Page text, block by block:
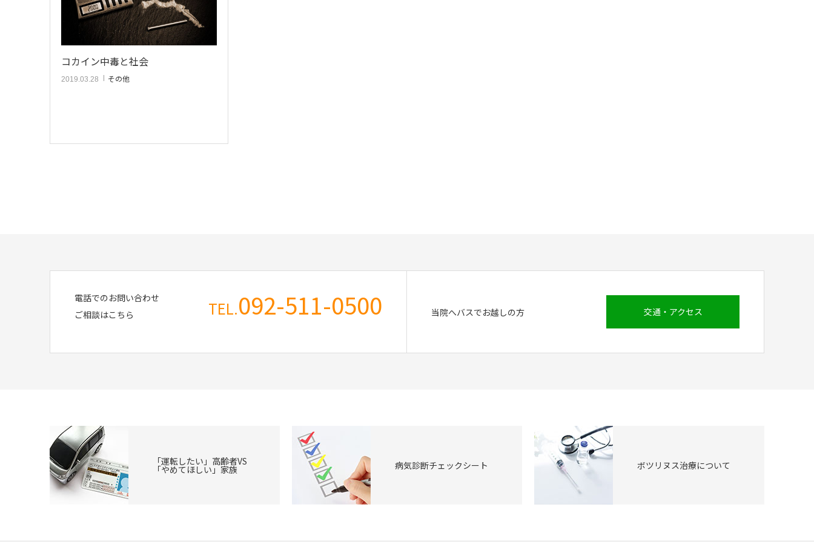
コカイン中毒と社会
2019.03.28 その他
電話でのお問い合わせ
ご相談はこちら
TEL.092-511-0500 当院へバスでお越しの方 交通・アクセス
「運転したい」高齢者VS
「やめてほしい」家族 病気診断チェックシート ボツリヌス治療について